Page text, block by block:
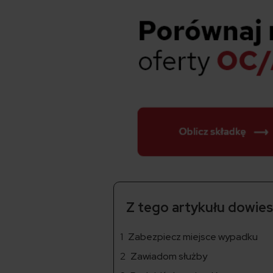
Z tego artykułu
Zabezpiecz miejsce wypadku
Zawiadom służby